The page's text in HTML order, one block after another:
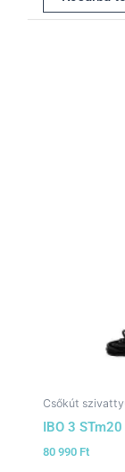
Csőkút
IBO 3
80 990 Ft